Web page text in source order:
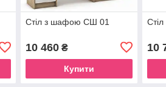
Стіл з шафою СШ 01
10 460₴
Купити
10